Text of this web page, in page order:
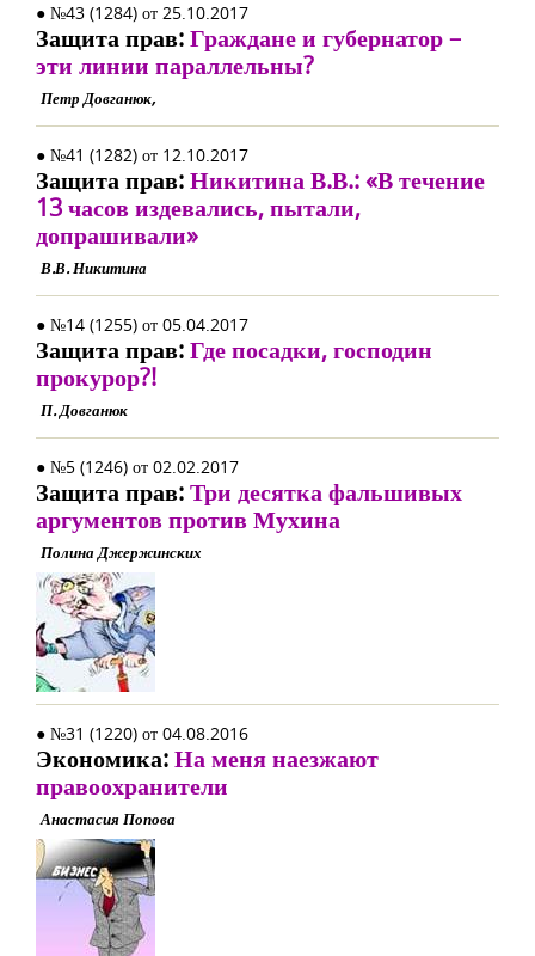
● №43 (1284) от 25.10.2017
Защита прав:Граждане и губернатор –
эти линии параллельны?
Петр Довганюк,
● №41 (1282) от 12.10.2017
Защита прав:Никитина В.В.: «В течение
13 часов издевались, пытали,
допрашивали»
В.В. Никитина
● №14 (1255) от 05.04.2017
Защита прав:Где посадки, господин
прокурор?!
П. Довганюк
● №5 (1246) от 02.02.2017
Защита прав:Три десятка фальшивых
аргументов против Мухина
Полина Джержинских
● №31 (1220) от 04.08.2016
Экономика:На меня наезжают
правоохранители
Анастасия Попова